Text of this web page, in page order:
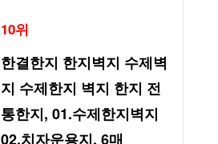
10위
한결한지 한지벽지 수제벽
지 수제한지 벽지 한지 전
통한지, 01.수제한지벽지
02.치자운용지, 6매